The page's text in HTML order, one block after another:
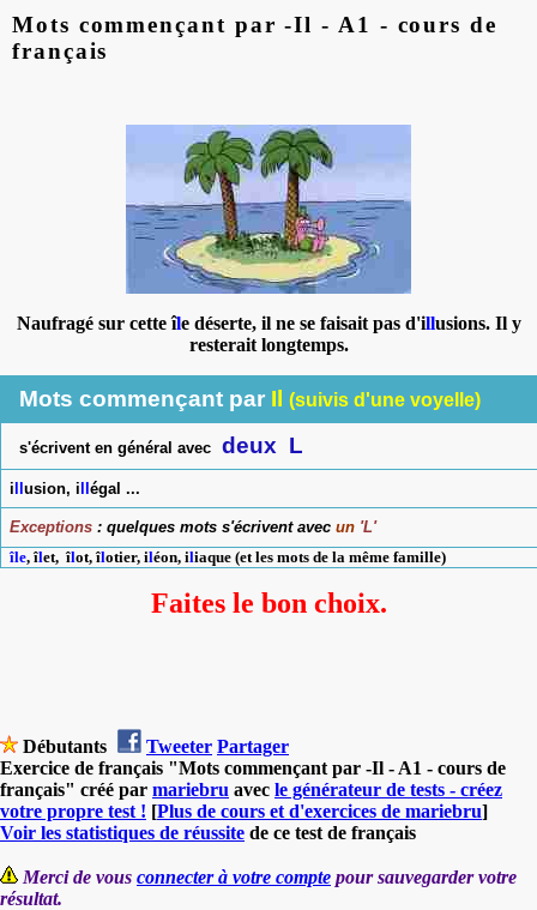
Mots commençant par -Il - A1 - cours de
français
Naufragé sur cette île déserte, il ne se faisait pas d'illusions. Il y
resterait longtemps.
Mots commençant par Il(suivis d'une voyelle)
s'écrivent en général avec deux L
i llusion, i llégal ...
Exceptions : quelques mots s'écrivent avecun 'L'
île, îlet, îlot, îlotier, iléon, iliaque (et les mots de la même famille)
Faites le bon choix.
Débutants Tweeter Partager
Exercice de français "Mots commençant par -Il - A1 - cours de
français" créé par mariebru avec le générateur de tests - créez
votre propre test ! [Plus de cours et d'exercices de mariebru]
Voir les statistiques de réussite de ce test de français
Merci de vous connecter à votre compte pour sauvegarder votre
résultat.